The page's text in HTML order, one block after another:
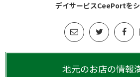
デイサービスCeePortを
地元のお店の情報